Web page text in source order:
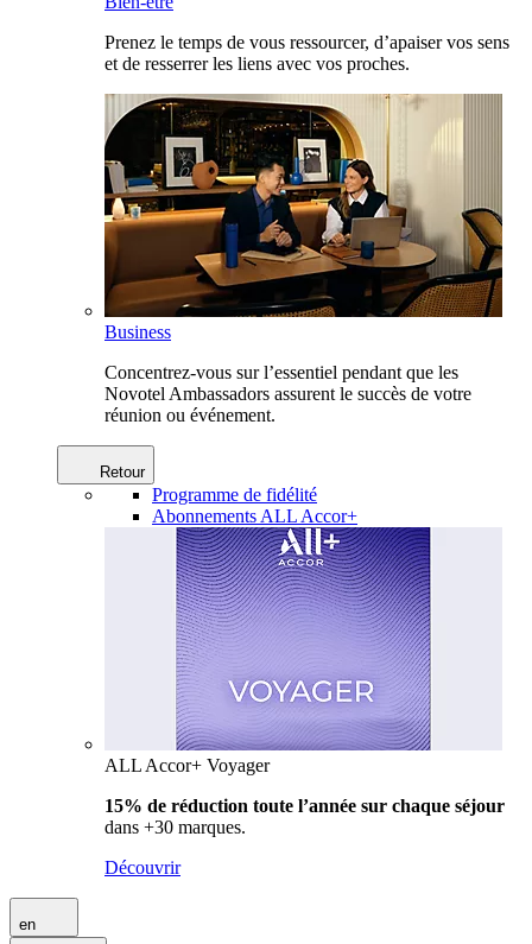
Prenez le temps de vous ressourcer, d’apaiser vos sens
et de resserrer les liens avec vos proches.
Business
Concentrez-vous sur l’essentiel pendant que les
Novotel Ambassadors assurent le succès de votre
réunion ou événement.
Retour
Programme de fidélité
Abonnements ALL Accor+
ALL Accor+ Voyager
15% de réduction toute l’année sur chaque séjour
dans +30 marques.
Découvrir
en